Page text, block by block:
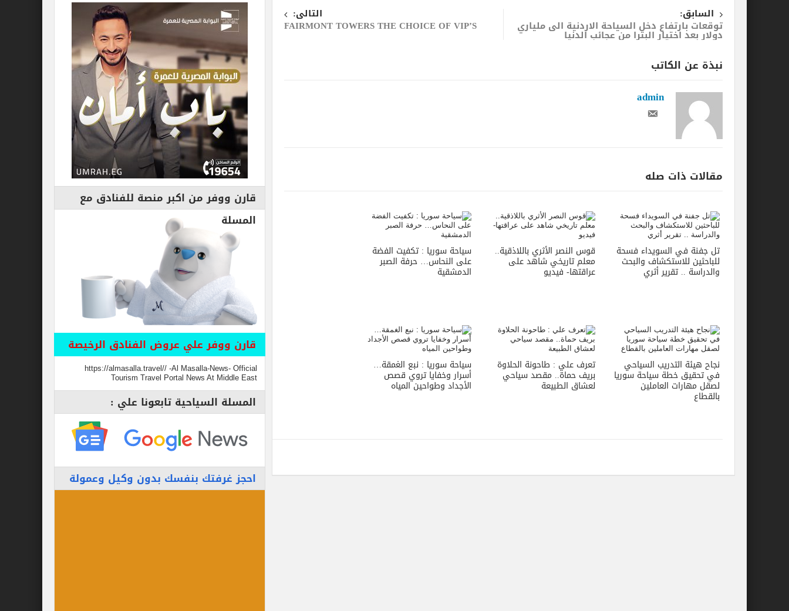
السابق:
توقعات بارتفاع دخل السياحة الاردنية الى ملياري
دولار بعد اختيار البترا من عجائب الدنيا
التالى:
FAIRMONT TOWERS THE CHOICE OF VIP’S
نبذة عن الكاتب
admin
مقالات ذات صله
تل جفنة في السويداء فسحة
للباحثين للاستكشاف والبحث
والدراسة .. تقرير أثري
قوس النصر الأثري باللاذقية..
معلم تاريخي شاهد على
عراقتها- فيديو
سياحة سوريا : تكفيت الفضة
على النحاس… حرفة الصبر
الدمشقية
نجاح هيئة التدريب السياحي
في تحقيق خطة سياحة سوريا
لصقل مهارات العاملين
بالقطاع
تعرف علي : طاحونة الحلاوة
بريف حماة.. مقصد سياحي
لعشاق الطبيعة
سياحة سوريا : نبع الغمقة…
أسرار وخفايا تروي قصص
الأجداد وطواحين المياه
قارن ووفر من اكبر منصة للفنادق مع
المسلة
قارن ووفر علي عروض الفنادق الرخيصة
https://almasalla.travel// -Al Masalla-News- Official
Tourism Travel Portal News At Middle East
المسلة السياحية تابعونا علي :
احجز غرفتك بنفسك بدون وكيل وعمولة